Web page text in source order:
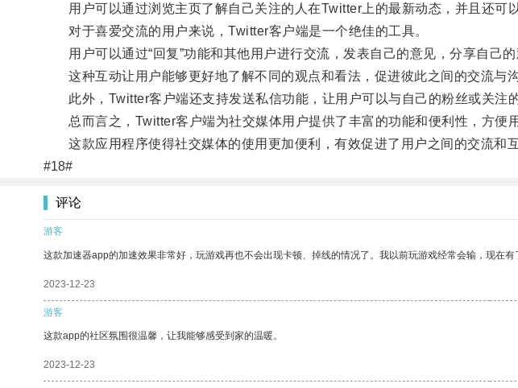
用户可以通过浏览主页了解自己关注的人在Twitter上的最新动态，并且还可
对于喜爱交流的用户来说，Twitter客户端是一个绝佳的工具。
用户可以通过“回复”功能和其他用户进行交流，发表自己的意见，分享自己的
这种互动让用户能够更好地了解不同的观点和看法，促进彼此之间的交流与沟
此外，Twitter客户端还支持发送私信功能，让用户可以与自己的粉丝或关注
总而言之，Twitter客户端为社交媒体用户提供了丰富的功能和便利性，方便
这款应用程序使得社交媒体的使用更加便利，有效促进了用户之间的交流和互
#18#
评论
游客
这款加速器app的加速效果非常好，玩游戏再也不会出现卡顿、掉线的情况了。我以前玩游戏经常会输，现在有
2023-12-23
游客
这款app的社区氛围很温馨，让我能够感受到家的温暖。
2023-12-23